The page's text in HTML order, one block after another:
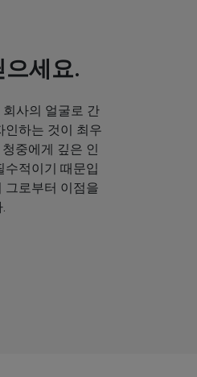
세요.
사의 얼굴로 간
인하는 것이 최우
중에게 깊은 인
수적이기 때문입
그로부터 이점을